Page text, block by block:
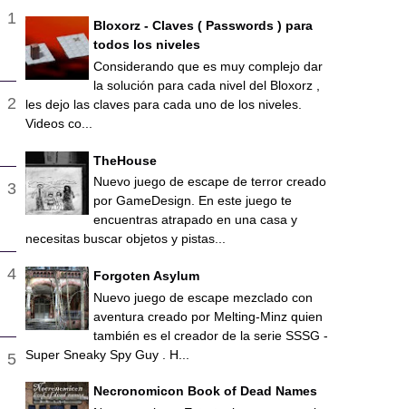
Bloxorz - Claves ( Passwords ) para
todos los niveles
Considerando que es muy complejo dar
la solución para cada nivel del Bloxorz ,
les dejo las claves para cada uno de los niveles.
Videos co...
TheHouse
Nuevo juego de escape de terror creado
por GameDesign. En este juego te
encuentras atrapado en una casa y
necesitas buscar objetos y pistas...
Forgoten Asylum
Nuevo juego de escape mezclado con
aventura creado por Melting-Minz quien
también es el creador de la serie SSSG -
Super Sneaky Spy Guy . H...
Necronomicon Book of Dead Names